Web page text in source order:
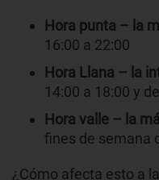
Hora punta – la
16:00 a 22:00
Hora Llana – la
14:00 a 18:00 y
Hora valle – la
fines de semana
¿Cómo afecta esto a